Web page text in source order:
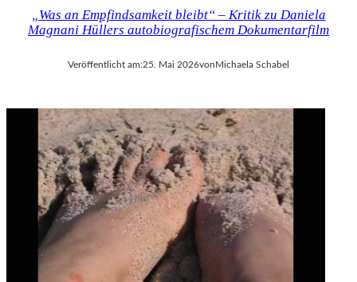
„Was an Empfindsamkeit bleibt“ – Kritik zu Daniela
Magnani Hüllers autobiografischem Dokumentarfilm
Veröffentlicht am:25. Mai 2026von Michaela Schabel